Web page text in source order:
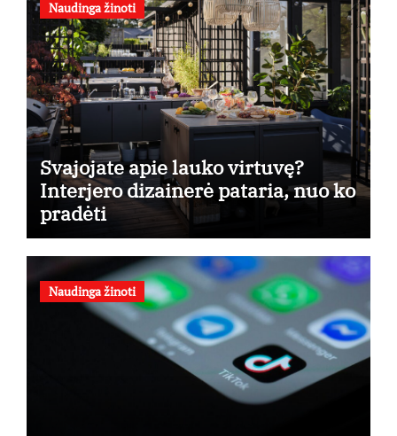
Naudinga žinoti
Svajojate apie lauko virtuvę?
Interjero dizainerė pataria, nuo ko
pradėti
Naudinga žinoti